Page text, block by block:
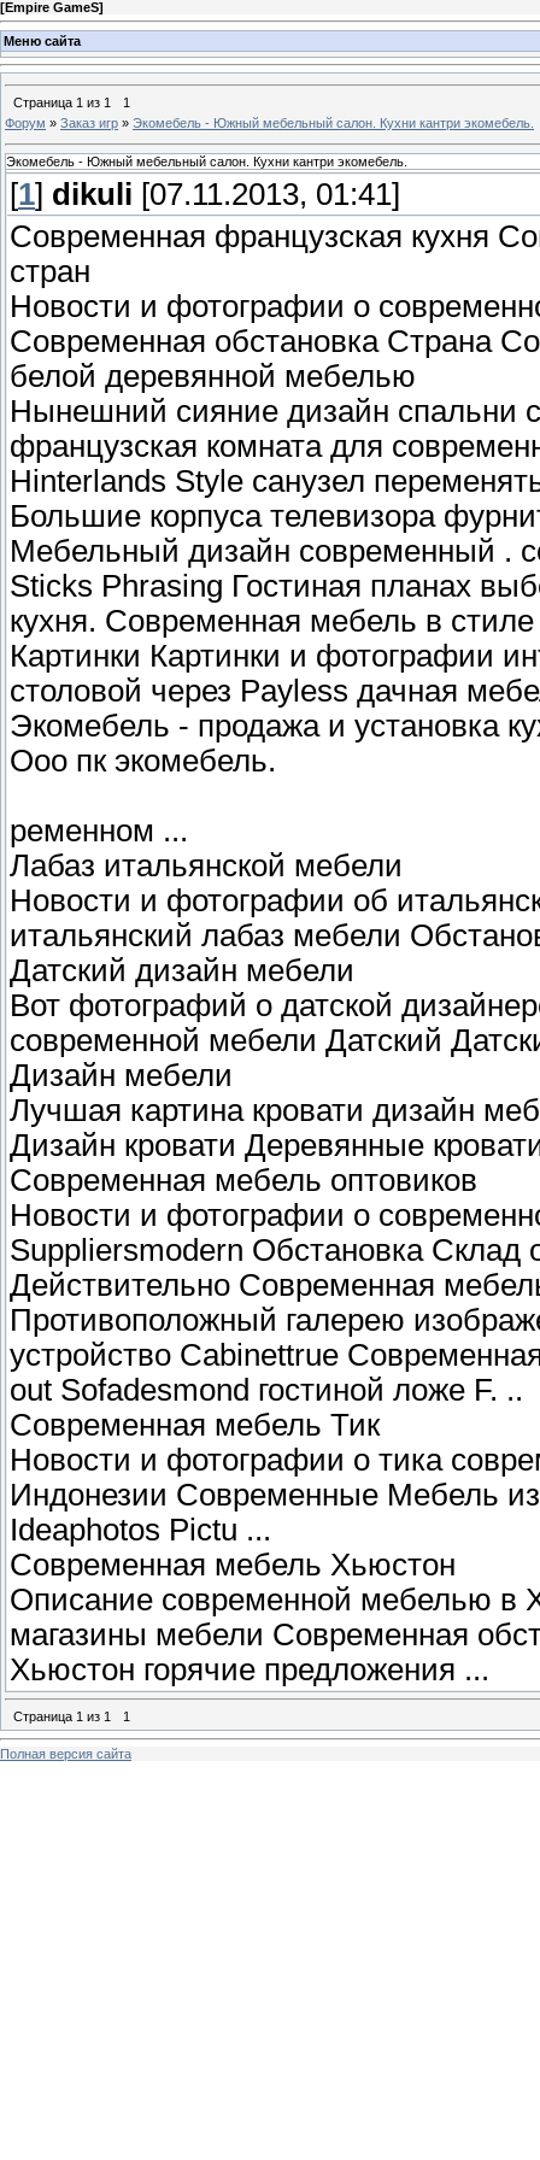
[Empire GameS]
Меню сайта
Страница 1 из 1
1
Форум » Заказ игр » Экомебель - Южный мебельный салон. Кухни кантри экомебель.
Экомебель - Южный мебельный салон. Кухни кантри экомебель.
[1] dikuli [07.11.2013, 01:41]
Современная французская кухня
стран
Новости и фотографии о
Современная обстановка Страна
белой деревянной мебелью
Нынешний сияние дизайн спальни
французская комната для
Hinterlands Style санузел
Большие корпуса телевизора
Мебельный дизайн современный .
Sticks Phrasing Гостиная планах
кухня. Современная мебель в
Картинки Картинки и фотографии
столовой через Payless дачная
Экомебель - продажа и установка
Ооо пк экомебель.
ременном ...
Лабаз итальянской мебели
Новости и фотографии об
итальянский лабаз мебели
Датский дизайн мебели
Вот фотографий о датской
современной мебели Датский
Дизайн мебели
Лучшая картина кровати дизайн
Дизайн кровати Деревянные
Современная мебель оптовиков
Новости и фотографии о
Suppliersmodern Обстановка
Действительно Современная
Противоположный галерею
устройство Cabinettrue
out Sofadesmond гостиной ложе F. ..
Современная мебель Тик
Новости и фотографии о тика
Индонезии Современные Мебель
Ideaphotos Pictu ...
Современная мебель Хьюстон
Описание современной мебелью в
магазины мебели Современная
Хьюстон горячие предложения ...
Страница 1 из 1 1
Полная версия сайта